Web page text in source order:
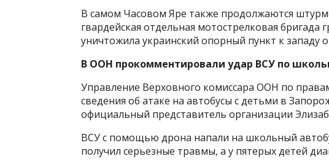
В самом Часовом Яре также продолжаются
гвардейская отдельная мотострелковая бригада
уничтожила украинский опорный пункт к западу
В ООН прокомментировали удар ВСУ по
Управление Верховного комиссара ООН по
сведения об атаке на автобусы с детьми в
официальный представитель организации
ВСУ с помощью дрона напали на школьный
получил серьезные травмы, а у пятерых детей